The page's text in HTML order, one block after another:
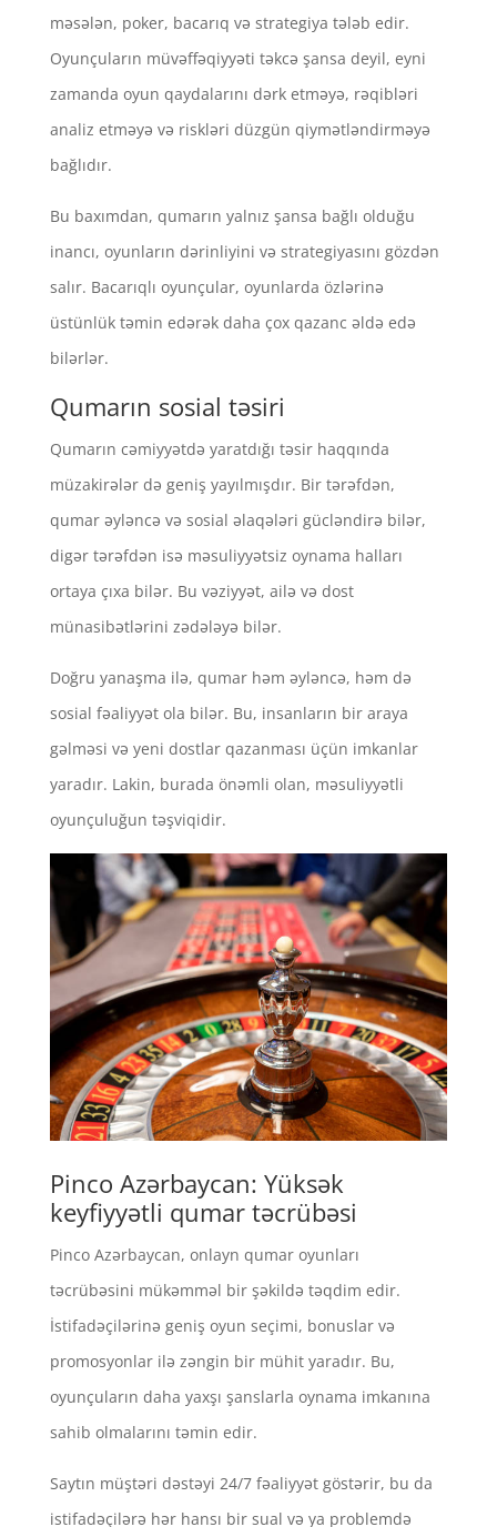
məsələn, poker, bacarıq və strategiya tələb edir.
Oyunçuların müvəffəqiyyəti təkcə şansa deyil, eyni
zamanda oyun qaydalarını dərk etməyə, rəqibləri
analiz etməyə və riskləri düzgün qiymətləndirməyə
bağlıdır.
Bu baxımdan, qumarın yalnız şansa bağlı olduğu
inancı, oyunların dərinliyini və strategiyasını gözdən
salır. Bacarıqlı oyunçular, oyunlarda özlərinə
üstünlük təmin edərək daha çox qazanc əldə edə
bilərlər.
Qumarın sosial təsiri
Qumarın cəmiyyətdə yaratdığı təsir haqqında
müzakirələr də geniş yayılmışdır. Bir tərəfdən,
qumar əyləncə və sosial əlaqələri gücləndirə bilər,
digər tərəfdən isə məsuliyyətsiz oynama halları
ortaya çıxa bilər. Bu vəziyyət, ailə və dost
münasibətlərini zədələyə bilər.
Doğru yanaşma ilə, qumar həm əyləncə, həm də
sosial fəaliyyət ola bilər. Bu, insanların bir araya
gəlməsi və yeni dostlar qazanması üçün imkanlar
yaradır. Lakin, burada önəmli olan, məsuliyyətli
oyunçuluğun təşviqidir.
Pinco Azərbaycan: Yüksək
keyfiyyətli qumar təcrübəsi
Pinco Azərbaycan, onlayn qumar oyunları
təcrübəsini mükəmməl bir şəkildə təqdim edir.
İstifadəçilərinə geniş oyun seçimi, bonuslar və
promosyonlar ilə zəngin bir mühit yaradır. Bu,
oyunçuların daha yaxşı şanslarla oynama imkanına
sahib olmalarını təmin edir.
Saytın müştəri dəstəyi 24/7 fəaliyyət göstərir, bu da
istifadəçilərə hər hansı bir sual və ya problemdə